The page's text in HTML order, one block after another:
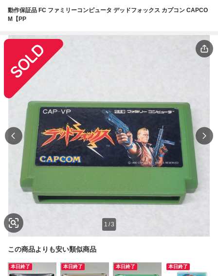
動作保証品 FC ファミリーコンピュータ デッドフォックス カプコン CAPCO
M【PP
1 /3
この商品よりも安い類似商品
本日終了 本日終了 本日終了 本日終了